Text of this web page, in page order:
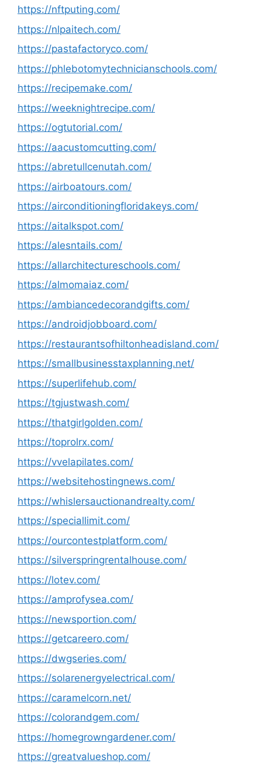
https://nftputing.com/
https://nlpaitech.com/
https://pastafactoryco.com/
https://phlebotomytechnicianschools.com/
https://recipemake.com/
https://weeknightrecipe.com/
https://ogtutorial.com/
https://aacustomcutting.com/
https://abretullcenutah.com/
https://airboatours.com/
https://airconditioningfloridakeys.com/
https://aitalkspot.com/
https://alesntails.com/
https://allarchitectureschools.com/
https://almomaiaz.com/
https://ambiancedecorandgifts.com/
https://androidjobboard.com/
https://restaurantsofhiltonheadisland.com/
https://smallbusinesstaxplanning.net/
https://superlifehub.com/
https://tgjustwash.com/
https://thatgirlgolden.com/
https://toprolrx.com/
https://vvelapilates.com/
https://websitehostingnews.com/
https://whislersauctionandrealty.com/
https://speciallimit.com/
https://ourcontestplatform.com/
https://silverspringrentalhouse.com/
https://lotev.com/
https://amprofysea.com/
https://newsportion.com/
https://getcareero.com/
https://dwgseries.com/
https://solarenergyelectrical.com/
https://caramelcorn.net/
https://colorandgem.com/
https://homegrowngardener.com/
https://greatvalueshop.com/